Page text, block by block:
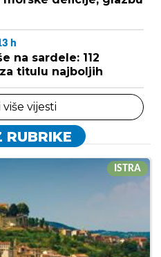
h
na sardele: 112
titulu najboljih
više vijesti
RUBRIKE
ISTRA